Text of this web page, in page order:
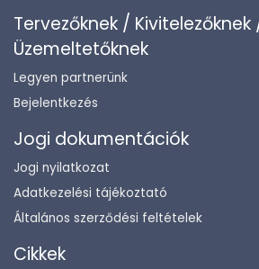
Tervezőknek / Kivitelezőknek
Üzemeltetőknek
Legyen partnerünk
Bejelentkezés
Jogi dokumentációk
Jogi nyilatkozat
Adatkezelési tájékoztató
Általános szerződési feltételek
Cikkek